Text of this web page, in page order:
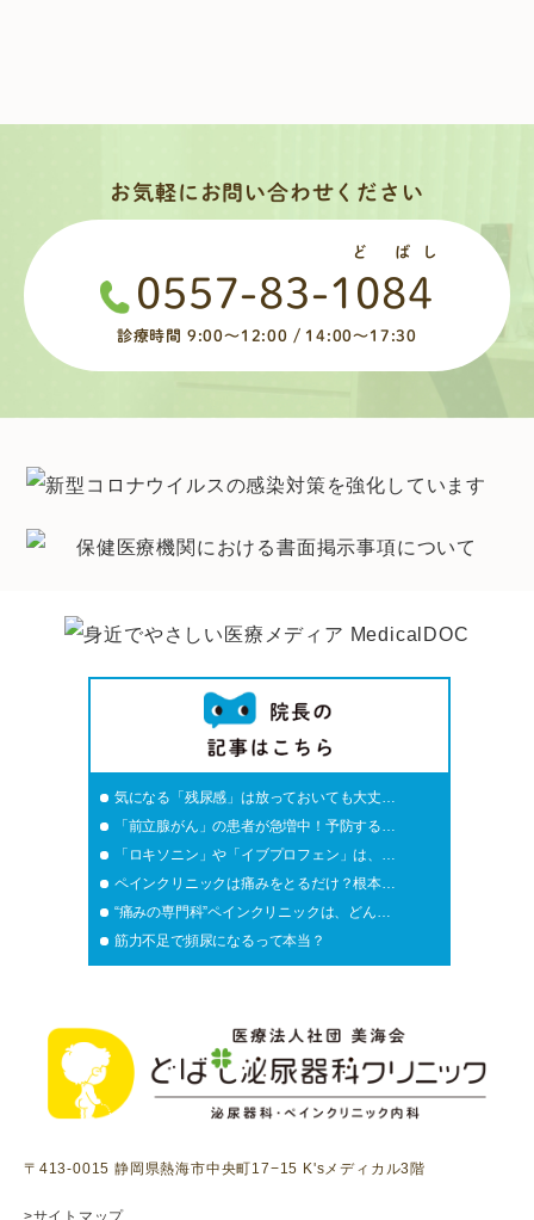
お気軽にお問い合わせください
ど ばし
0557-83-1084
診療時間 9:00～12:00 / 14:00～17:30
気になる「残尿感」は放っておいても大丈…
「前立腺がん」の患者が急増中！予防する…
「ロキソニン」や「イブプロフェン」は、…
ペインクリニックは痛みをとるだけ？根本…
“痛みの専門科”ペインクリニックは、どん…
筋力不足で頻尿になるって本当？
〒413-0015 静岡県熱海市中央町17−15 K'sメディカル3階
>サイトマップ